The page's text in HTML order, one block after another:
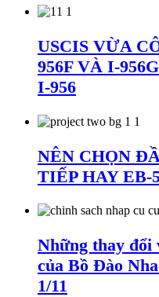
USCIS VỪA
956F VÀ I-
I-956
NÊN CHỌN
TIẾP HAY EB-
Những thay đổi
của Bồ Đào
1/11